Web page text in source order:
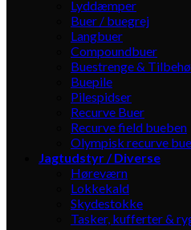
Lyddæmper
Buer / buegrej
Langbuer
Compoundbuer
Buestrenge &
Buepile
Pilespidser
Recurve Buer
Recurve field bueben
Olympisk recurve
Jagtudstyr / Diverse
Høreværn
Lokkekald
Skydestokke
Tasker, kufferter &